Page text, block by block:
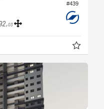
#439
03